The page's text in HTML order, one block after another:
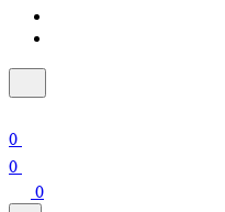
0
0
0